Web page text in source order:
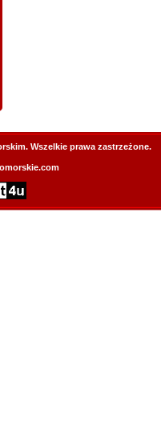
Wszelkie prawa zastrzeżone.